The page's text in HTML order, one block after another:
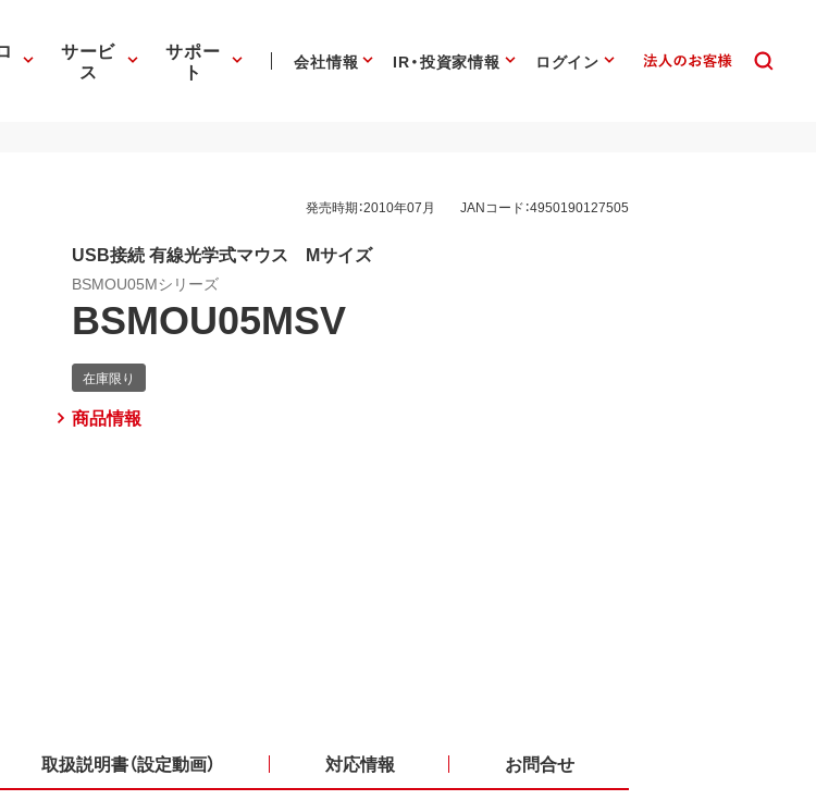
サービ
ス
サポー
ト 会社情報 IR・投資家情報 ログイン
発売時期：2010年07月 JANコード：4950190127505
USB接続 有線光学式マウス Mサイズ
BSMOU05Mシリーズ
BSMOU05MSV
商品情報
取扱説明書（設定動画） 対応情報 お問合せ